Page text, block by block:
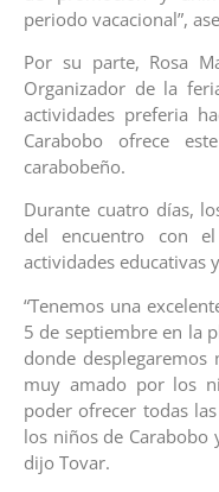
periodo vacacional”,
Por su parte, Rosa
Organizador de la
actividades preferia
Carabobo ofrece
carabobeño.
Durante cuatro días,
del encuentro con
actividades educativas
“Tenemos una
5 de septiembre en la
donde
muy amado por los
poder ofrecer todas
los niños de Carabobo
dijo Tovar.